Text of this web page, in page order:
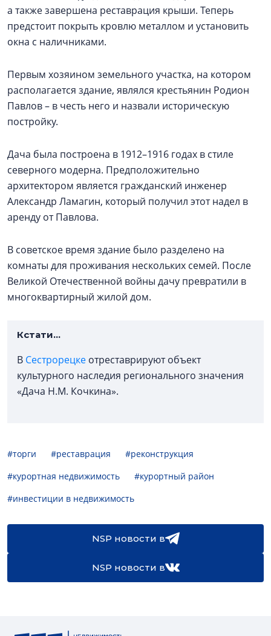
а также завершена реставрация крыши. Теперь
предстоит покрыть кровлю металлом и установить
окна с наличниками.
Первым хозяином земельного участка, на котором
располагается здание, являлся крестьянин Родион
Павлов – в честь него и назвали историческую
постройку.
Дача была построена в 1912–1916 годах в стиле
северного модерна. Предположительно
архитектором является гражданский инженер
Александр Ламагин, который получил этот надел в
аренду от Павлова.
В советское время здание было разделено на
комнаты для проживания нескольких семей. После
Великой Отечественной войны дачу превратили в
многоквартирный жилой дом.
Кстати...
В Сестрорецке отреставрируют объект
культурного наследия регионального значения
«Дача Н.М. Кочкина».
#торги #реставрация
#реконструкция
#курортная недвижимость
#курортный район
#инвестиции в недвижимость
NSP новости в
NSP новости в